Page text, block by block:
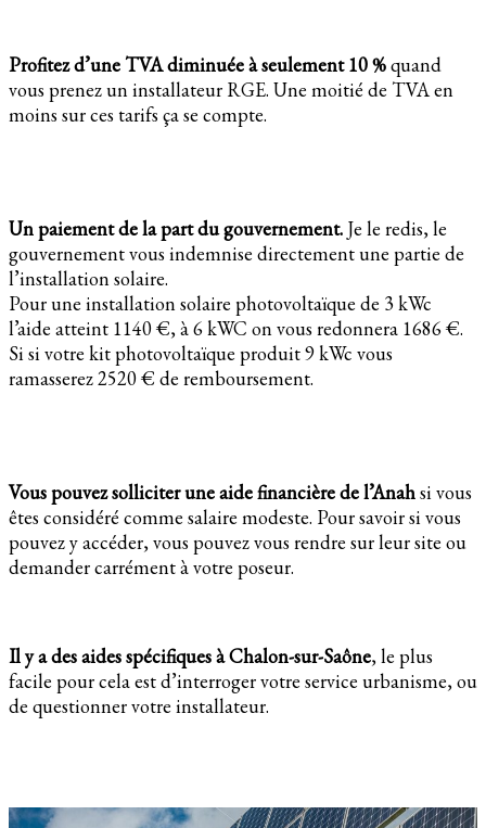
Profitez d’une TVA diminuée à seulement 10 %quand
vous prenez un installateur RGE. Une moitié de TVA en
moins sur ces tarifs ça se compte.
Un paiement de la part du gouvernement. Je le redis, le
gouvernement vous indemnise directement une partie de
l’installation solaire.
Pour une installation solaire photovoltaïque de 3 kWc
l’aide atteint 1140 €, à 6 kWC on vous redonnera 1686 €.
Si si votre kit photovoltaïque produit 9 kWc vous
ramasserez 2520 € de remboursement.
Vous pouvez solliciter une aide financière de l’Anahsi vous
êtes considéré comme salaire modeste. Pour savoir si vous
pouvez y accéder, vous pouvez vous rendre sur leur site ou
demander carrément à votre poseur.
Il y a des aides spécifiques à Chalon-sur-Saône, le plus
facile pour cela est d’interroger votre service urbanisme, ou
de questionner votre installateur.